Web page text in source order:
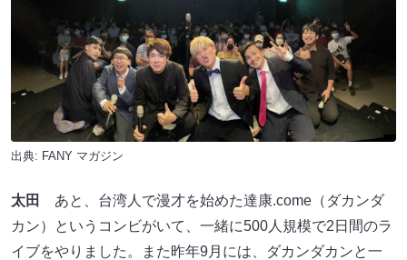
出典: FANY マガジン
太田
あと、台湾人で漫才を始めた達康.come（ダカンダ
カン）というコンビがいて、一緒に500人規模で2日間のラ
イブをやりました。また昨年9月には、ダカンダカンと一